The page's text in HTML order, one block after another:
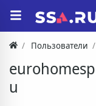
Пользователи
u